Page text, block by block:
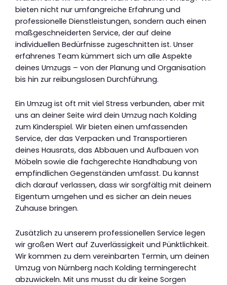
bieten nicht nur umfangreiche Erfahrung und
professionelle Dienstleistungen, sondern auch einen
maßgeschneiderten Service, der auf deine
individuellen Bedürfnisse zugeschnitten ist. Unser
erfahrenes Team kümmert sich um alle Aspekte
deines Umzugs – von der Planung und Organisation
bis hin zur reibungslosen Durchführung.
Ein Umzug ist oft mit viel Stress verbunden, aber mit
uns an deiner Seite wird dein Umzug nach Kolding
zum Kinderspiel. Wir bieten einen umfassenden
Service, der das Verpacken und Transportieren
deines Hausrats, das Abbauen und Aufbauen von
Möbeln sowie die fachgerechte Handhabung von
empfindlichen Gegenständen umfasst. Du kannst
dich darauf verlassen, dass wir sorgfältig mit deinem
Eigentum umgehen und es sicher an dein neues
Zuhause bringen.
Zusätzlich zu unserem professionellen Service legen
wir großen Wert auf Zuverlässigkeit und Pünktlichkeit.
Wir kommen zu dem vereinbarten Termin, um deinen
Umzug von Nürnberg nach Kolding termingerecht
abzuwickeln. Mit uns musst du dir keine Sorgen